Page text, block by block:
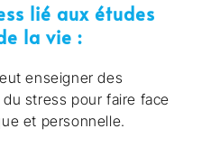
lié aux études
la vie :
enseigner des
stress pour faire face
et personnelle.